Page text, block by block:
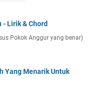
- Lirik & Chord
Pokok Anggur yang benar)
Yang Menarik Untuk